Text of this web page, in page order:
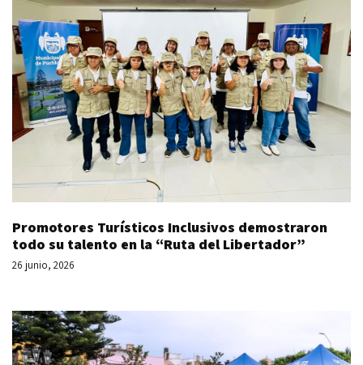
Promotores Turísticos Inclusivos demostraron
todo su talento en la “Ruta del Libertador”
26 junio, 2026